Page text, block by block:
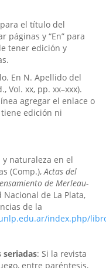
el título del
páginas y “En” para
tener edición y
En N. Apellido del
Vol. xx, pp. xx–xxx).
agregar el enlace o
edición ni
y naturaleza en el
(Comp.),Actas del
de Merleau-
de La Plata,
de la
index.php/
seriadas: Si la revista
entre paréntesis,